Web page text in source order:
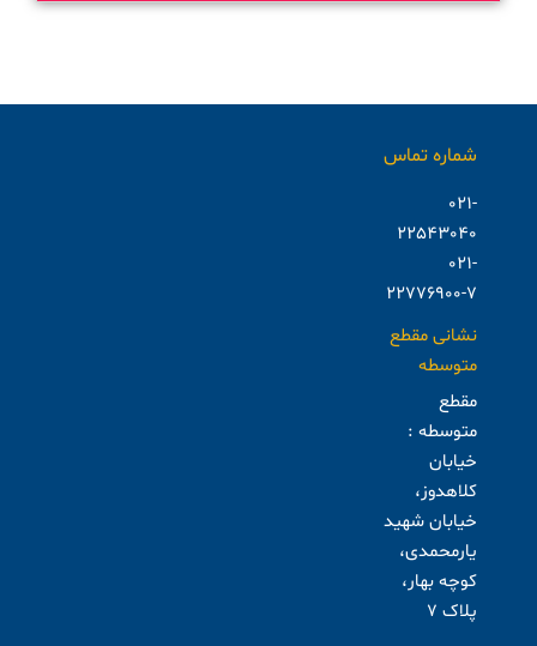
شماره تماس
021-
22543040
021-
22776900-7
نشانی مقطع
متوسطه
مقطع
متوسطه :
خیابان
کلاهدوز،
خیابان شهید
یارمحمدی،
کوچه بهار،
پلاک ۷